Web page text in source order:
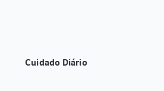
Cuidado Diário